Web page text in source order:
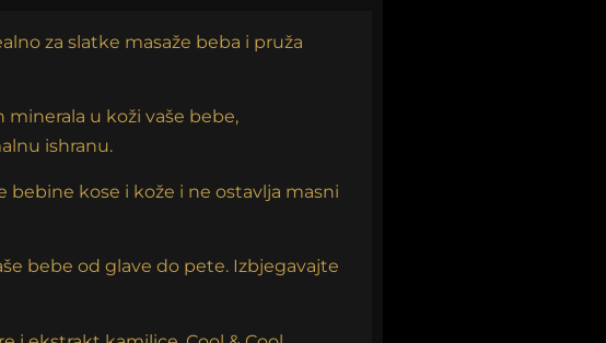
za slatke masaže beba i pruža
minerala u koži vaše bebe,
ishranu.
bebine kose i kože i ne ostavlja masni
bebe od glave do pete. Izbjegavajte